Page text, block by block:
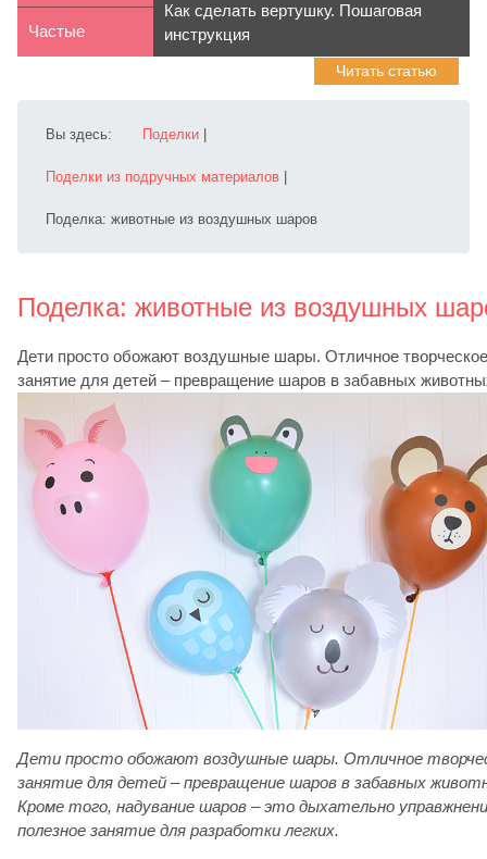
игрушек с...
репетитора
Частые
зрения у детей
Как сделать вертушку. Пошаговая
инструкция
Читать статью
Вы здесь: Поделки
Поделки из подручных материалов
Поделка: животные из воздушных шаров
Поделка: животные из воздушных
Дети просто обожают воздушные шары. Отличное творческое
занятие для детей – превращение шаров в забавных
Дети просто обожают воздушные шары. Отличное
занятие для детей – превращение шаров в забавных
Кроме того, надувание шаров – это дыхательно
полезное занятие для разработки легких.